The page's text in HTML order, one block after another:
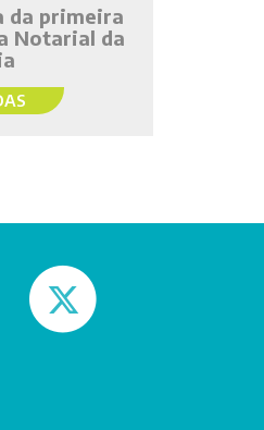
da primeira
Notarial da